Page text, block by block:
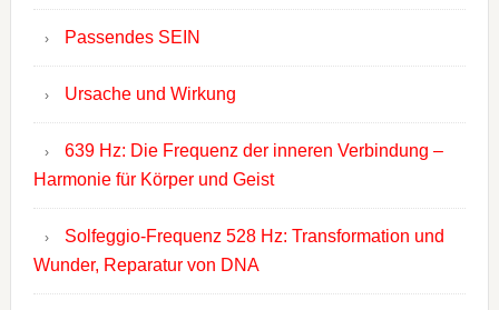
Passendes SEIN
Ursache und Wirkung
639 Hz: Die Frequenz der inneren Verbindung –
Harmonie für Körper und Geist
Solfeggio-Frequenz 528 Hz: Transformation und
Wunder, Reparatur von DNA